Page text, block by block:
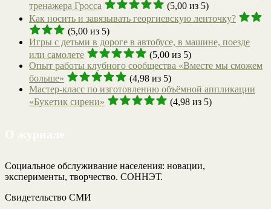
тренажера Гросса
(5,00 из 5)
Как носить и завязывать георгиевскую ленточку?
(5,00 из 5)
Игры с детьми в дороге в автобусе, в машине, поезде
или самолете
(5,00 из 5)
Опыт работы клубного сообщества «Вместе мы сможем
больше»
(4,98 из 5)
Мастер-класс по изготовлению объёмной аппликации
«Букетик сирени»
(4,98 из 5)
Социальное обслуживание населения: новации,
эксперименты, творчество. СОННЭТ.
Свидетельство СМИ